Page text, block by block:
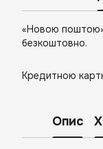
«Новою поштою»
безкоштовно.
Кредитною
Опис